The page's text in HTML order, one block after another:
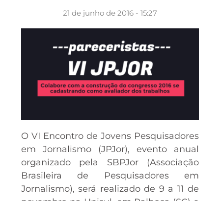
21 de junho de 2016 - 15:27
O VI Encontro de Jovens Pesquisadores
em Jornalismo (JPJor), evento anual
organizado pela SBPJor (Associação
Brasileira de Pesquisadores em
Jornalismo), será realizado de 9 a 11 de